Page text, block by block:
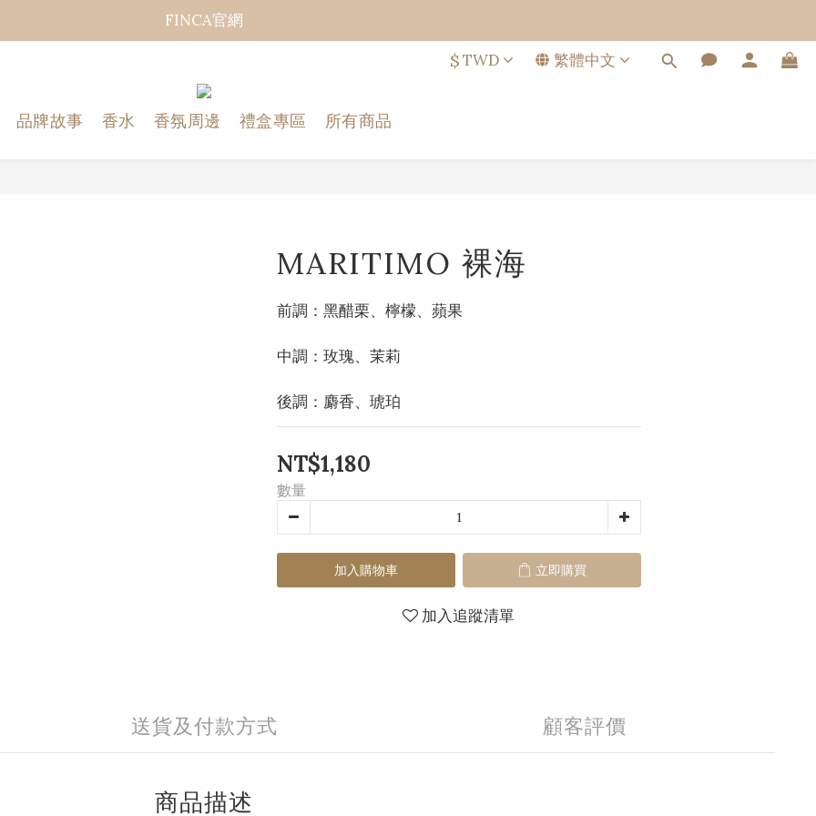
FINCA官網
$TWD 繁體中文
品牌故事 香水 香氛周邊 禮盒專區 所有商品
MARITIMO 裸海
前調：黑醋栗、檸檬、蘋果
中調：玫瑰、茉莉
後調：麝香、琥珀
NT$1,180
數量
加入購物車 立即購買
加入追蹤清單
送貨及付款方式 顧客評價
商品描述